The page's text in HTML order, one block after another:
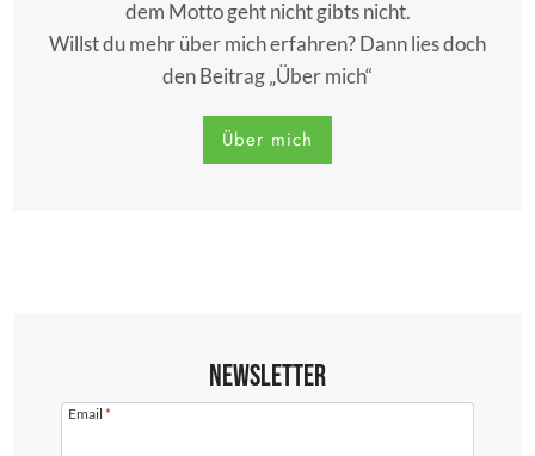
dem Motto geht nicht gibts nicht.
Willst du mehr über mich erfahren? Dann lies doch
den Beitrag „Über mich“
Über mich
Newsletter
Email *